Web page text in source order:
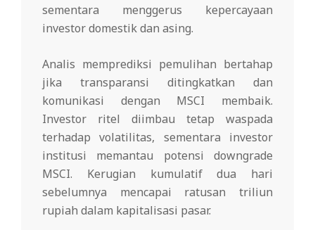
sementara menggerus kepercayaan
investor domestik dan asing.
Analis memprediksi pemulihan bertahap
jika transparansi ditingkatkan dan
komunikasi dengan MSCI membaik.
Investor ritel diimbau tetap waspada
terhadap volatilitas, sementara investor
institusi memantau potensi downgrade
MSCI. Kerugian kumulatif dua hari
sebelumnya mencapai ratusan triliun
rupiah dalam kapitalisasi pasar.